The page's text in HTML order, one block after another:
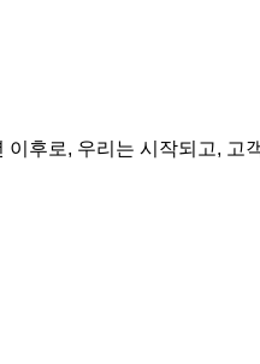
후로, 우리는 시작되고, 고